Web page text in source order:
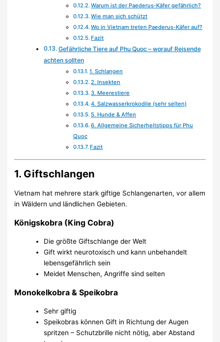
Warum ist der Paederus-Käfer gefährlich?
Wie man sich schützt
Wo in Vietnam treten Paederus-Käfer auf?
Fazit
Gefährliche Tiere auf Phu Quoc – worauf Reisende
achten sollten
1. Schlangen
2. Insekten
3. Meerestiere
4. Salzwasserkrokodile (sehr selten)
5. Hunde & Affen
6. Allgemeine Sicherheitstipps für Phu
Quoc
Fazit
1. Giftschlangen
Vietnam hat mehrere stark giftige Schlangenarten, vor allem
in Wäldern und ländlichen Gebieten.
Königskobra (King Cobra)
Die größte Giftschlange der Welt
Gift wirkt neurotoxisch und kann unbehandelt
lebensgefährlich sein
Meidet Menschen, Angriffe sind selten
Monokelkobra & Speikobra
Sehr giftig
Speikobras können Gift in Richtung der Augen
spritzen – Schutzbrille nicht nötig, aber Abstand